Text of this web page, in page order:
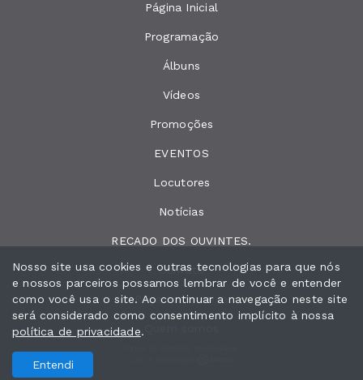
Página Inicial
Programação
Álbuns
Vídeos
Promoções
EVENTOS
Locutores
Notícias
RECADO DOS OUVINTES.
Contato
Peça sua música
Nosso site usa cookies e outras tecnologias para que nós
e nossos parceiros possamos lembrar de você e entender
como você usa o site. Ao continuar a navegação neste site
será considerado como consentimento implícito à nossa
política de privacidade.
Entendi